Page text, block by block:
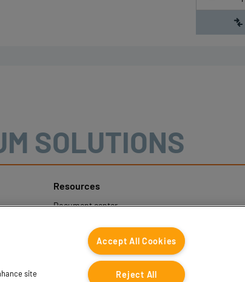
SOLUTIONS
Resources
Document center
site
Accept All Cookies
Reject All